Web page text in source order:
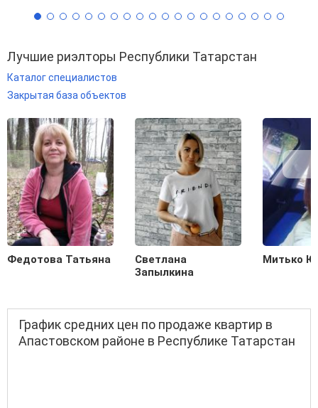
Лучшие риэлторы Республики Татарстан
Каталог специалистов
Закрытая база объектов
Федотова Татьяна
Светлана
Запылкина
Митько
График средних цен по продаже квартир в
Апастовском районе в Республике Татарстан